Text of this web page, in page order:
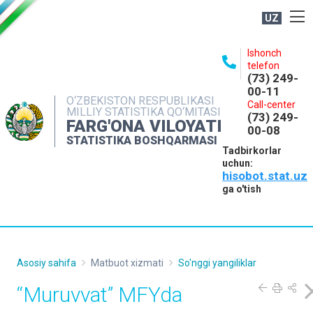
UZ
O‘ZBEKISTON RESPUBLIKASI
MILLIY STATISTIKA QO‘MITASI
FARG'ONA VILOYATI
STATISTIKA BOSHQARMASI
Ishonch
telefon
(73) 249-
00-11
Call-center
(73) 249-
00-08
Tadbirkorlar
uchun:
hisobot.stat.uz
ga o'tish
NASHRLAR
INTERAKTIV XIZMATLAR
MATBUOT XIZMATI
Asosiy sahifa Matbuot xizmati So'nggi yangiliklar
“Muruvvat” MFYda